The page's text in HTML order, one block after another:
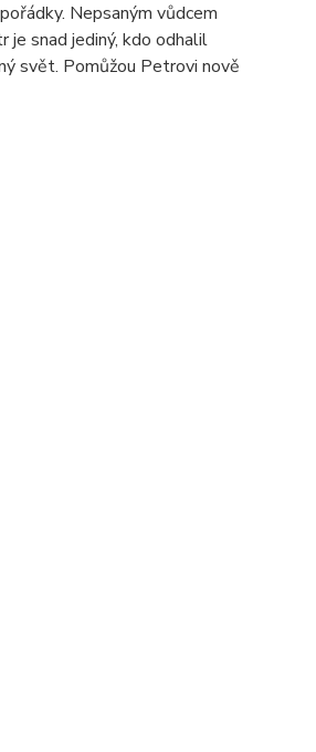
Nepsaným vůdcem
snad jediný, kdo odhalil
svět. Pomůžou Petrovi nově